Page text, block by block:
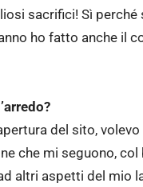
sacrifici! Sì
ho fatto anche il
del sito,
che mi seguono,
altri aspetti del mio